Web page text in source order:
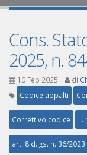
Cons.
2025, n.
10 Feb 2025 di
Codice appalti
Correttivo codice L.
art. 8 d.lgs. n. 36/2023